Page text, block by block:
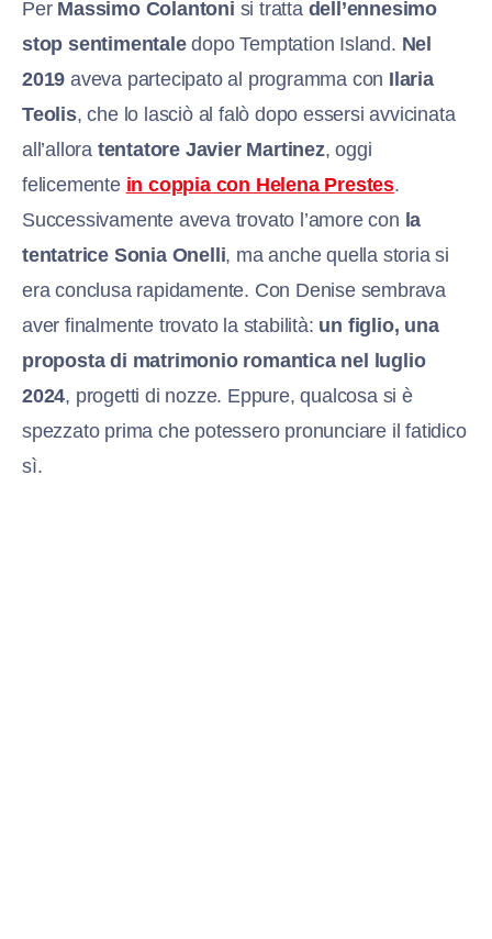
Per Massimo Colantoni si tratta dell’ennesimo
stop sentimentaledopo Temptation Island. Nel
2019 aveva partecipato al programma con Ilaria
Teolis, che lo lasciò al falò dopo essersi avvicinata
all’allora tentatore Javier Martinez, oggi
felicemente in coppia con Helena Prestes.
Successivamente aveva trovato l’amore con la
tentatrice Sonia Onelli, ma anche quella storia si
era conclusa rapidamente. Con Denise sembrava
aver finalmente trovato la stabilità: un figlio, una
proposta di matrimonio romantica nel luglio
2024, progetti di nozze. Eppure, qualcosa si è
spezzato prima che potessero pronunciare il fatidico
sì.